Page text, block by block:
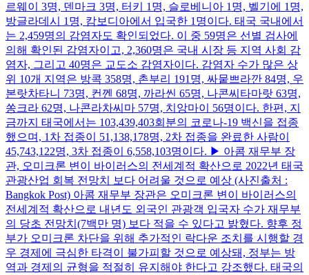
르웨이 3명, 덴마크 3명, 터키 1명, 슬로베니아 1명, 벨기에 1명,
방글라데시 1명, 캄보디아에서 입국한 1명이다. 태국 국내에서
는 2,459명의 감염자도 확인되었다. 이 중 59명은 선별 검사에
의해 확인된 감염자이고, 2,360명은 국내 시장 등 지역 사회 감
염자, 그리고 40명은 교도소 감염자이다. 감염자 수가 많은 상
위 10개 지역은 방콕 358명, 촌부리 191명, 싸뭍쁘라깐 84명, 우
본랏차타니 73명, 컨껜 68명, 까라씬 65명, 나콘씨타마랏 63명,
쏭크라 62명, 나콘라차씨마 57명, 치앙마이 56명이다. 한편, 지
금까지 태국에서는 103,439,403회분의 코로나-19 백신을 접종
했으며, 1차 접종이 51,138,178명, 2차 접종을 완료한 사람이
45,743,122명, 3차 접종이 6,558,103명이다. ▶ 아콤 재무부 장
관, 오미크론 변이 바이러스의 전세계적 확산으로 2022년 태국
관광산업 회복 전망치 보다 어려울 것으로 예상 (사진출처 :
Bangkok Post) 아콤 재무부 장관은 오미크론 변이 바이러스의
전세계적 확산으로 내년도 외국인 관광객 입국자 수가 재무부
의 당초 전망치(7백만 명) 보다 적을 수 있다고 밝혔다. 향후 정
부가 오미크론 차단을 위해 추가적인 락다운 조치를 시행할 경
우 경제에 극심한 타격이 불가피할 것으로 예상돼, 정부는 방
역과 경제의 균형을 적절히 유지해야 한다고 강조했다. 태국의